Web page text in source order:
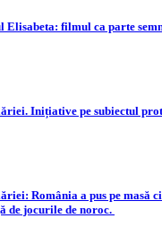
Elisabeta: filmul ca parte
Inițiative pe subiectul
România a pus pe masă
de jocurile de noroc.